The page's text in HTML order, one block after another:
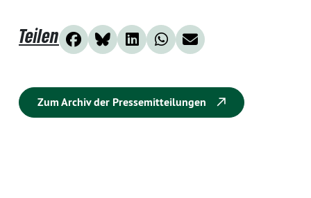
Teilen
Zum Archiv der Pressemitteilungen